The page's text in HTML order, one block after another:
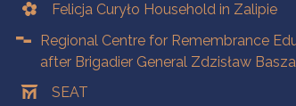
Felicja Curyło Household in Zalipie
Regional Centre for Remembrance
after Brigadier General Zdzisław
SEAT